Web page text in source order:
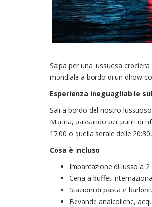
Salpa per una lussuosa
mondiale a bordo di un dhow
Esperienza ineguagliabile
Sali a bordo del nostro
Marina, passando per punti di
17:00 o quella serale delle
Cosa è incluso
Imbarcazione di lusso a
Cena a buffet
Stazioni di pasta e
Bevande analcoliche,